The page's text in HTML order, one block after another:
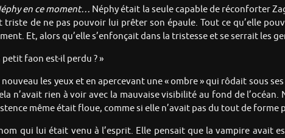
en ce moment… Néphy était la seule capable de réconforter
triste de ne pas pouvoir lui prêter son épaule. Tout ce qu’elle
Et, alors qu’elle s’enfonçait dans la tristesse et se serrait les
faon est-il perdu ? »
les yeux et en apercevant une « ombre » qui rôdait sous
n’avait rien à voir avec la mauvaise visibilité au fond de
même était floue, comme si elle n’avait pas du tout de forme
qui lui était venu à l’esprit. Elle pensait que la vampire avait